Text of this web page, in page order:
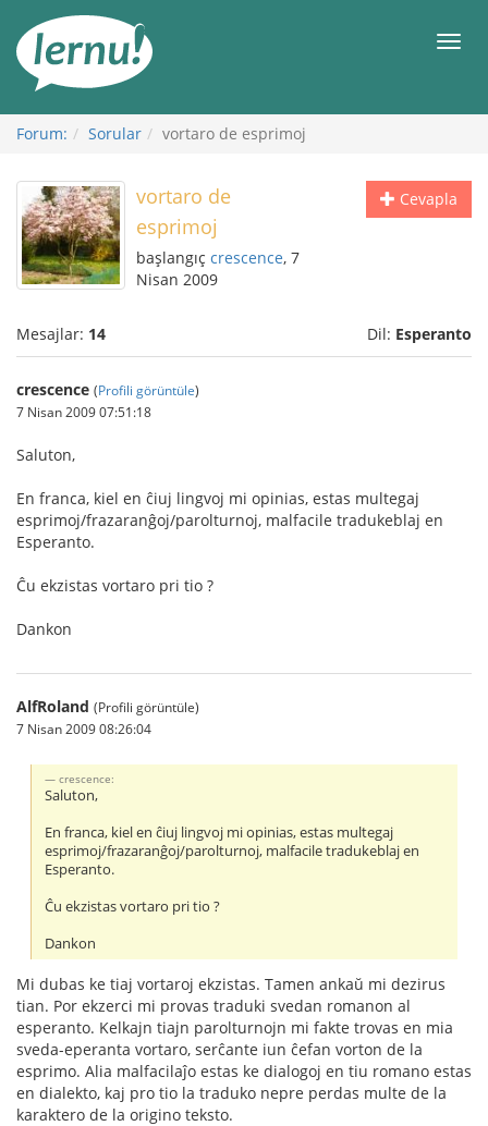
Görüntüleme
Forum: Sorular vortaro de esprimoj
Cevapla
vortaro de
esprimoj
başlangıç crescence, 7
Nisan 2009
Mesajlar: 14 Dil: Esperanto
crescence (Profili görüntüle)
7 Nisan 2009 07:51:18
Saluton,
En franca, kiel en ĉiuj lingvoj mi opinias, estas multegaj
esprimoj/frazaranĝoj/parolturnoj, malfacile tradukeblaj en
Esperanto.
Ĉu ekzistas vortaro pri tio ?
Dankon
AlfRoland (Profili görüntüle)
7 Nisan 2009 08:26:04
crescence:
Saluton,
En franca, kiel en ĉiuj lingvoj mi opinias, estas multegaj
esprimoj/frazaranĝoj/parolturnoj, malfacile tradukeblaj en
Esperanto.
Ĉu ekzistas vortaro pri tio ?
Dankon
Mi dubas ke tiaj vortaroj ekzistas. Tamen ankaŭ mi dezirus
tian. Por ekzerci mi provas traduki svedan romanon al
esperanto. Kelkajn tiajn parolturnojn mi fakte trovas en mia
sveda-eperanta vortaro, serĉante iun ĉefan vorton de la
esprimo. Alia malfacilaĵo estas ke dialogoj en tiu romano estas
en dialekto, kaj pro tio la traduko nepre perdas multe de la
karaktero de la origino teksto.